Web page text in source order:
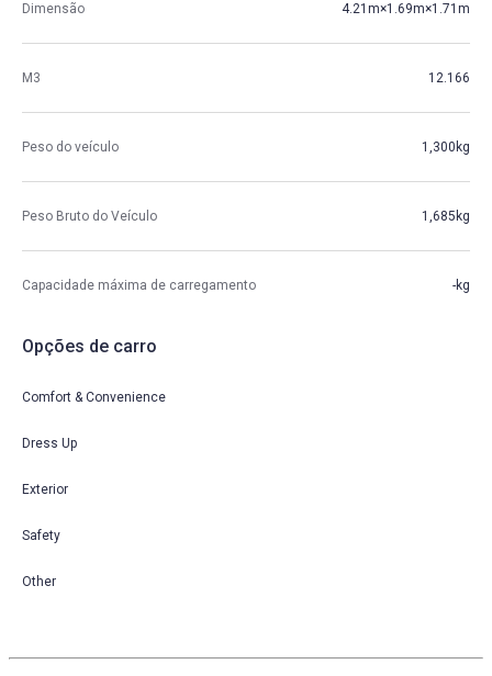
Dimensão 4.21m×1.69m×1.71m
M3 12.166
Peso do veículo 1,300kg
Peso Bruto do Veículo 1,685kg
Capacidade máxima de carregamento -kg
Opções de carro
Comfort & Convenience
Dress Up
Exterior
Safety
Other